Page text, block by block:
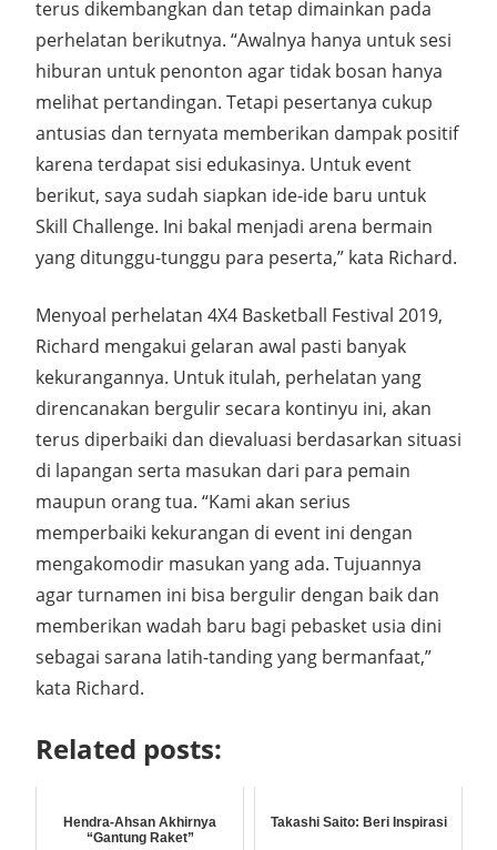
terus dikembangkan dan tetap dimainkan pada
perhelatan berikutnya. “Awalnya hanya untuk sesi
hiburan untuk penonton agar tidak bosan hanya
melihat pertandingan. Tetapi pesertanya cukup
antusias dan ternyata memberikan dampak positif
karena terdapat sisi edukasinya. Untuk event
berikut, saya sudah siapkan ide-ide baru untuk
Skill Challenge. Ini bakal menjadi arena bermain
yang ditunggu-tunggu para peserta,” kata Richard.
Menyoal perhelatan 4X4 Basketball Festival 2019,
Richard mengakui gelaran awal pasti banyak
kekurangannya. Untuk itulah, perhelatan yang
direncanakan bergulir secara kontinyu ini, akan
terus diperbaiki dan dievaluasi berdasarkan situasi
di lapangan serta masukan dari para pemain
maupun orang tua. “Kami akan serius
memperbaiki kekurangan di event ini dengan
mengakomodir masukan yang ada. Tujuannya
agar turnamen ini bisa bergulir dengan baik dan
memberikan wadah baru bagi pebasket usia dini
sebagai sarana latih-tanding yang bermanfaat,”
kata Richard.
Related posts:
Hendra-Ahsan Akhirnya
“Gantung Raket”
Takashi Saito: Beri Inspirasi